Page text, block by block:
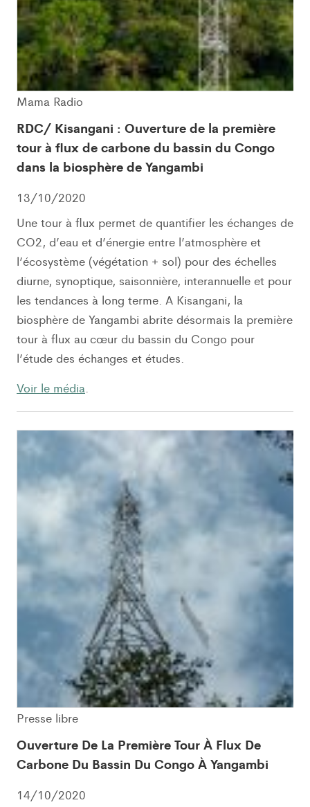
Mama Radio
RDC/ Kisangani : Ouverture de la première
tour à flux de carbone du bassin du Congo
dans la biosphère de Yangambi
13/10/2020
Une tour à flux permet de quantifier les échanges de
CO2, d’eau et d’énergie entre l’atmosphère et
l’écosystème (végétation + sol) pour des échelles
diurne, synoptique, saisonnière, interannuelle et pour
les tendances à long terme. A Kisangani, la
biosphère de Yangambi abrite désormais la première
tour à flux au cœur du bassin du Congo pour
l’étude des échanges et études.
Voir le média.
Presse libre
Ouverture De La Première Tour À Flux De
Carbone Du Bassin Du Congo À Yangambi
14/10/2020